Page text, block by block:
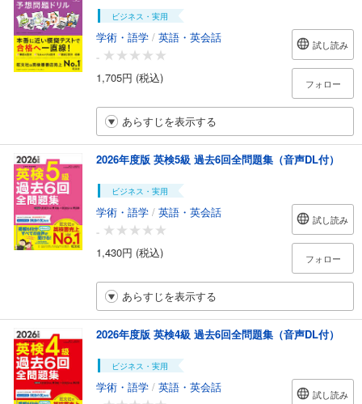
ビジネス・実用
学術・語学 / 英語・英会話
-
1,705円 (税込)
試し読み
フォロー
あらすじを表示する
2026年度版 英検5級 過去6回全問題集（音声DL付）
ビジネス・実用
学術・語学 / 英語・英会話
-
1,430円 (税込)
試し読み
フォロー
あらすじを表示する
2026年度版 英検4級 過去6回全問題集（音声DL付）
ビジネス・実用
学術・語学 / 英語・英会話
試し読み